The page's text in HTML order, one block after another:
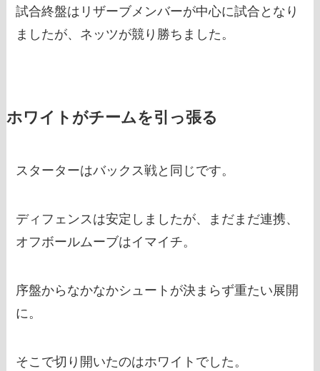
試合終盤はリザーブメンバーが中心に試合となり
ましたが、ネッツが競り勝ちました。
ホワイトがチームを引っ張る
スターターはバックス戦と同じです。
ディフェンスは安定しましたが、まだまだ連携、
オフボールムーブはイマイチ。
序盤からなかなかシュートが決まらず重たい展開
に。
そこで切り開いたのはホワイトでした。